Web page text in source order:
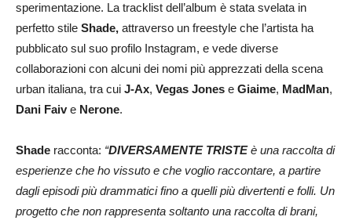
sperimentazione. La tracklist dell’album è stata svelata in
perfetto stile Shade, attraverso un freestyle che l’artista ha
pubblicato sul suo profilo Instagram, e vede diverse
collaborazioni con alcuni dei nomi più apprezzati della scena
urban italiana, tra cui J-Ax, Vegas Jones e Giaime, MadMan,
Dani Faive Nerone.
Shade racconta: “DIVERSAMENTE TRISTEè una raccolta di
esperienze che ho vissuto e che voglio raccontare, a partire
dagli episodi più drammatici fino a quelli più divertenti e folli. Un
progetto che non rappresenta soltanto una raccolta di brani,